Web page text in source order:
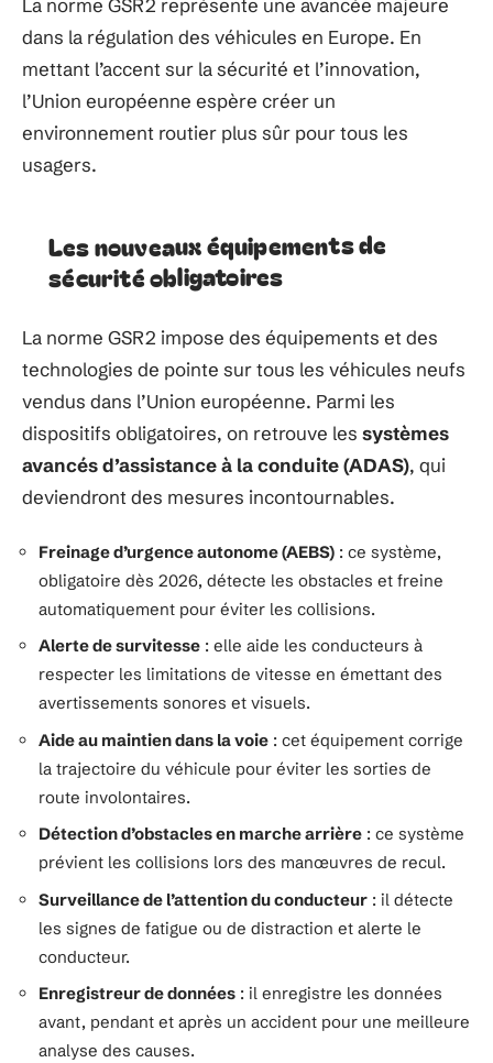
La norme GSR2 représente une avancée majeure
dans la régulation des véhicules en Europe. En
mettant l’accent sur la sécurité et l’innovation,
l’Union européenne espère créer un
environnement routier plus sûr pour tous les
usagers.
Les nouveaux équipements de
sécurité obligatoires
La norme GSR2 impose des équipements et des
technologies de pointe sur tous les véhicules neufs
vendus dans l’Union européenne. Parmi les
dispositifs obligatoires, on retrouve les systèmes
avancés d’assistance à la conduite (ADAS), qui
deviendront des mesures incontournables.
Freinage d’urgence autonome (AEBS) : ce système,
obligatoire dès 2026, détecte les obstacles et freine
automatiquement pour éviter les collisions.
Alerte de survitesse : elle aide les conducteurs à
respecter les limitations de vitesse en émettant des
avertissements sonores et visuels.
Aide au maintien dans la voie : cet équipement corrige
la trajectoire du véhicule pour éviter les sorties de
route involontaires.
Détection d’obstacles en marche arrière : ce système
prévient les collisions lors des manœuvres de recul.
Surveillance de l’attention du conducteur : il détecte
les signes de fatigue ou de distraction et alerte le
conducteur.
Enregistreur de données : il enregistre les données
avant, pendant et après un accident pour une meilleure
analyse des causes.